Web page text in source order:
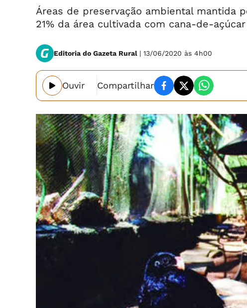
Áreas de preservação ambiental mantida
21% da área cultivada com cana-de-
Editoria do Gazeta Rural | 13/06/2020 às 4h00
Ouvir Compartilhar